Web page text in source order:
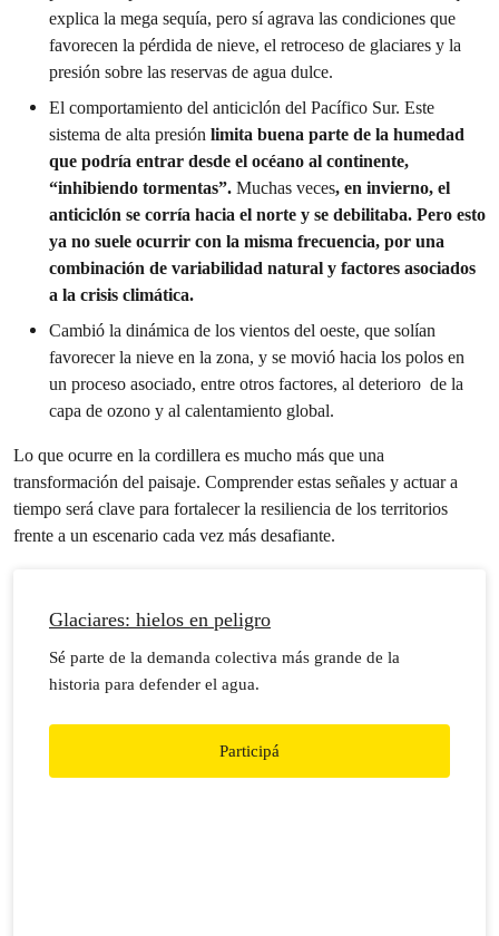
explica la mega sequía, pero sí agrava las condiciones que
favorecen la pérdida de nieve, el retroceso de glaciares y la
presión sobre las reservas de agua dulce.
El comportamiento del anticiclón del Pacífico Sur. Este
sistema de alta presión limita buena parte de la humedad
que podría entrar desde el océano al continente,
“inhibiendo tormentas”. Muchas veces, en invierno, el
anticiclón se corría hacia el norte y se debilitaba. Pero esto
ya no suele ocurrir con la misma frecuencia, por una
combinación de variabilidad natural y factores asociados
a la crisis climática.
Cambió la dinámica de los vientos del oeste, que solían
favorecer la nieve en la zona, y se movió hacia los polos en
un proceso asociado, entre otros factores, al deterioro de la
capa de ozono y al calentamiento global.
Lo que ocurre en la cordillera es mucho más que una
transformación del paisaje. Comprender estas señales y actuar a
tiempo será clave para fortalecer la resiliencia de los territorios
frente a un escenario cada vez más desafiante.
Glaciares: hielos en peligro
Sé parte de la demanda colectiva más grande de la
historia para defender el agua.
Participá